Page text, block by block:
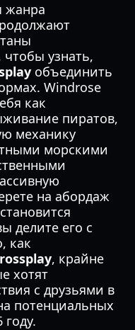
жанра
чтобы узнать,
объединить
Windrose
как
пиратов,
механику
морскими
на абордаж
делите его с
как
, крайне
хотят
с друзьями в
потенциальных